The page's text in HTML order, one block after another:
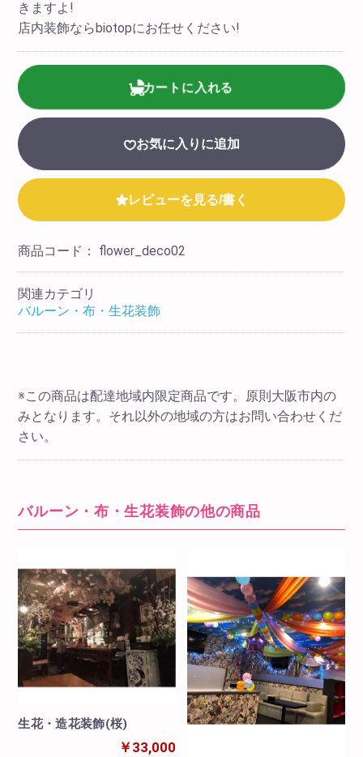
きますよ!
店内装飾ならbiotopにお任せください!
カートに入れる
お気に入りに追加
レビューを見る/書く
商品コード： flower_deco02
関連カテゴリ
バルーン・布・生花装飾
※この商品は配達地域内限定商品です。原則大阪市内の
みとなります。それ以外の地域の方はお問い合わせくだ
さい。
バルーン・布・生花装飾の他の商品
生花・造花装飾(桜)
￥33,000